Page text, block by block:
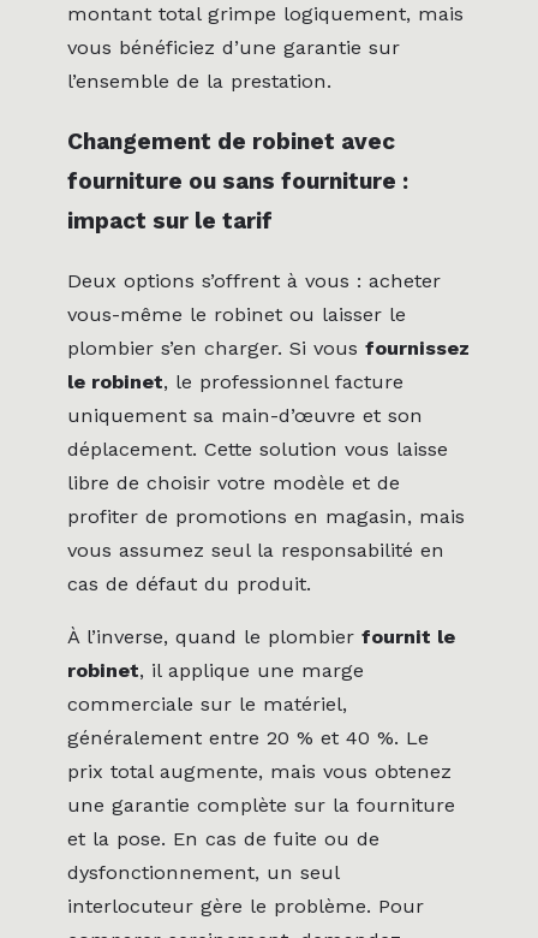
montant total grimpe logiquement, mais
vous bénéficiez d’une garantie sur
l’ensemble de la prestation.
Changement de robinet avec
fourniture ou sans fourniture :
impact sur le tarif
Deux options s’offrent à vous : acheter
vous-même le robinet ou laisser le
plombier s’en charger. Si vous fournissez
le robinet, le professionnel facture
uniquement sa main-d’œuvre et son
déplacement. Cette solution vous laisse
libre de choisir votre modèle et de
profiter de promotions en magasin, mais
vous assumez seul la responsabilité en
cas de défaut du produit.
À l’inverse, quand le plombier fournit le
robinet, il applique une marge
commerciale sur le matériel,
généralement entre 20 % et 40 %. Le
prix total augmente, mais vous obtenez
une garantie complète sur la fourniture
et la pose. En cas de fuite ou de
dysfonctionnement, un seul
interlocuteur gère le problème. Pour